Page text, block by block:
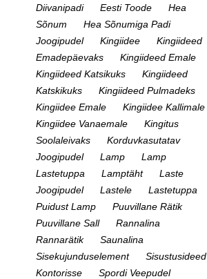
Diivanipadi
Eesti Toode
Hea
Sõnum
Hea Sõnumiga Padi
Joogipudel
Kingiidee
Kingiideed
Emadepäevaks
Kingiideed Emale
Kingiideed Katsikuks
Kingiideed
Katskikuks
Kingiideed Pulmadeks
Kingiidee Emale
Kingiidee Kallimale
Kingiidee Vanaemale
Kingitus
Soolaleivaks
Korduvkasutatav
Joogipudel
Lamp
Lamp
Lastetuppa
Lamptäht
Laste
Joogipudel
Lastele
Lastetuppa
Puidust Lamp
Puuvillane Rätik
Puuvillane Sall
Rannalina
Rannarätik
Saunalina
Sisekujunduselement
Sisustusideed
Kontorisse
Spordi Veepudel